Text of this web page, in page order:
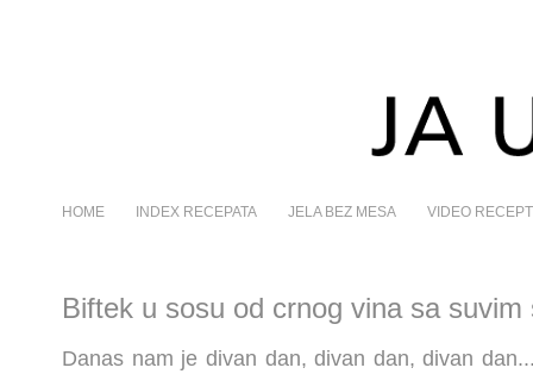
HOME INDEX RECEPATA JELA BEZ MESA VIDEO
Biftek u sosu od crnog vina sa suvim
Danas nam je divan dan, divan dan, divan